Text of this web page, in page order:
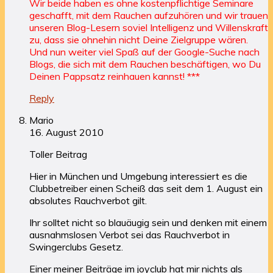
Wir beide haben es ohne kostenpflichtige Seminare
geschafft, mit dem Rauchen aufzuhören und wir trauen
unseren Blog-Lesern soviel Intelligenz und Willenskraft
zu, dass sie ohnehin nicht Deine Zielgruppe wären.
Und nun weiter viel Spaß auf der Google-Suche nach
Blogs, die sich mit dem Rauchen beschäftigen, wo Du
Deinen Pappsatz reinhauen kannst! ***
Reply
Mario
16. August 2010
Toller Beitrag
Hier in München und Umgebung interessiert es die
Clubbetreiber einen Scheiß das seit dem 1. August ein
absolutes Rauchverbot gilt.
Ihr solltet nicht so blauäugig sein und denken mit einem
ausnahmslosen Verbot sei das Rauchverbot in
Swingerclubs Gesetz.
Einer meiner Beiträge im joyclub hat mir nichts als